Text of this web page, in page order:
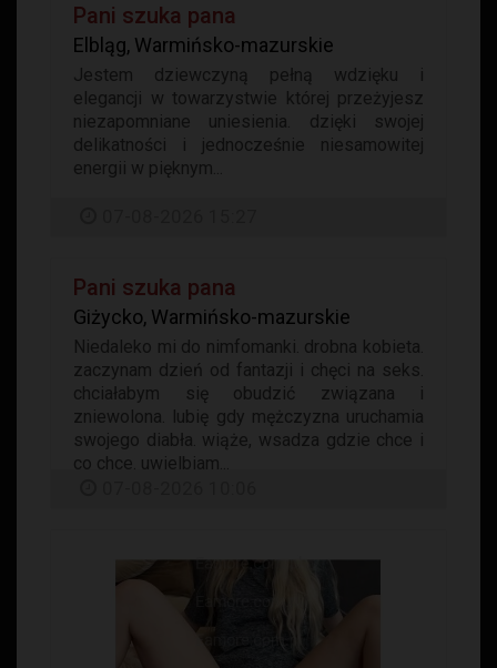
Pani szuka pana
Elbląg, Warmińsko-mazurskie
Jestem dziewczyną pełną wdzięku i
elegancji w towarzystwie której przeżyjesz
niezapomniane uniesienia. dzięki swojej
delikatności i jednocześnie niesamowitej
energii w pięknym...
Pani szuka pana
Giżycko, Warmińsko-mazurskie
Niedaleko mi do nimfomanki. drobna kobieta.
zaczynam dzień od fantazji i chęci na seks.
chciałabym się obudzić związana i
zniewolona. lubię gdy mężczyzna uruchamia
swojego diabła. wiąże, wsadza gdzie chce i
co chce. uwielbiam...